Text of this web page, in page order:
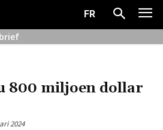
FR
800 miljoen dollar
2024